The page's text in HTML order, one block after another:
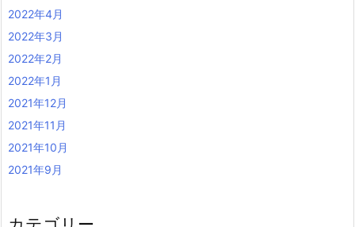
2022年4月
2022年3月
2022年2月
2022年1月
2021年12月
2021年11月
2021年10月
2021年9月